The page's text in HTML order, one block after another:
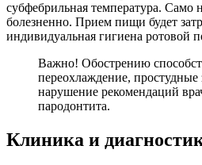
субфебрильная температура. Само
болезненно. Прием пищи будет
индивидуальная гигиена ротовой
Важно! Обострению
переохлаждение, простудные
нарушение рекомендаций
пародонтита.
Клиника и